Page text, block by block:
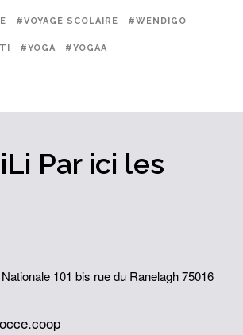
#VOYAGE SCOLAIRE #WENDIGO
#YOGA #YOGAA
Par ici les
101 bis rue du Ranelagh75016